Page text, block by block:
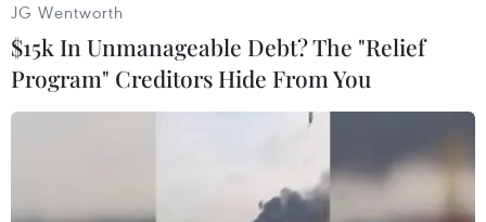
JG Wentworth
$15k In Unmanageable Debt? The "Relief
Program" Creditors Hide From You